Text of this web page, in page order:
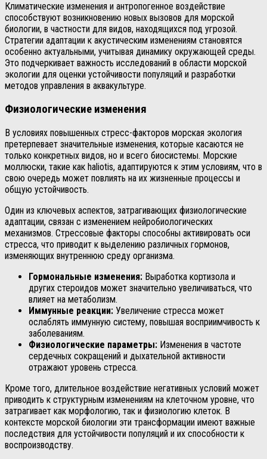
Климатические изменения и антропогенное воздействие
способствуют возникновению новых вызовов для морской
биологии, в частности для видов, находящихся под угрозой.
Стратегии адаптации к акустическим изменениям становятся
особенно актуальными, учитывая динамику окружающей среды.
Это подчеркивает важность исследований в области морской
экологии для оценки устойчивости популяций и разработки
методов управления в аквакультуре.
Физиологические изменения
В условиях повышенных стресс-факторов морская экология
претерпевает значительные изменения, которые касаются не
только конкретных видов, но и всего биосистемы. Морские
моллюски, такие как haliotis, адаптируются к этим условиям, что в
свою очередь может повлиять на их жизненные процессы и
общую устойчивость.
Один из ключевых аспектов, затрагивающих физиологические
адаптации, связан с изменением нейробиологических
механизмов. Стрессовые факторы способны активировать оси
стресса, что приводит к выделению различных гормонов,
изменяющих внутреннюю среду организма.
Гормональные изменения: Выработка кортизола и
других стероидов может значительно увеличиваться, что
влияет на метаболизм.
Иммунные реакции: Увеличение стресса может
ослаблять иммунную систему, повышая восприимчивость к
заболеваниям.
Физиологические параметры: Изменения в частоте
сердечных сокращений и дыхательной активности
отражают уровень стресса.
Кроме того, длительное воздействие негативных условий может
приводить к структурным изменениям на клеточном уровне, что
затрагивает как морфологию, так и физиологию клеток. В
контексте морской биологии эти трансформации имеют важные
последствия для устойчивости популяций и их способности к
воспроизводству.